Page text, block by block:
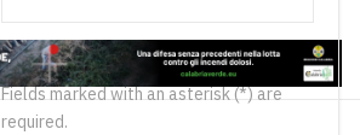
Fields marked with an asterisk (*) are
required.